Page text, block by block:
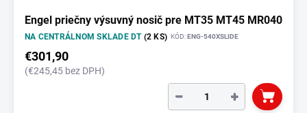
Engel priečny výsuvný nosič pre MT35 MT45 MR040
NA CENTRÁLNOM SKLADE DT (2 KS) KÓD:ENG-540XSLIDE
€301,90
(€245,45 bez DPH)
+
−